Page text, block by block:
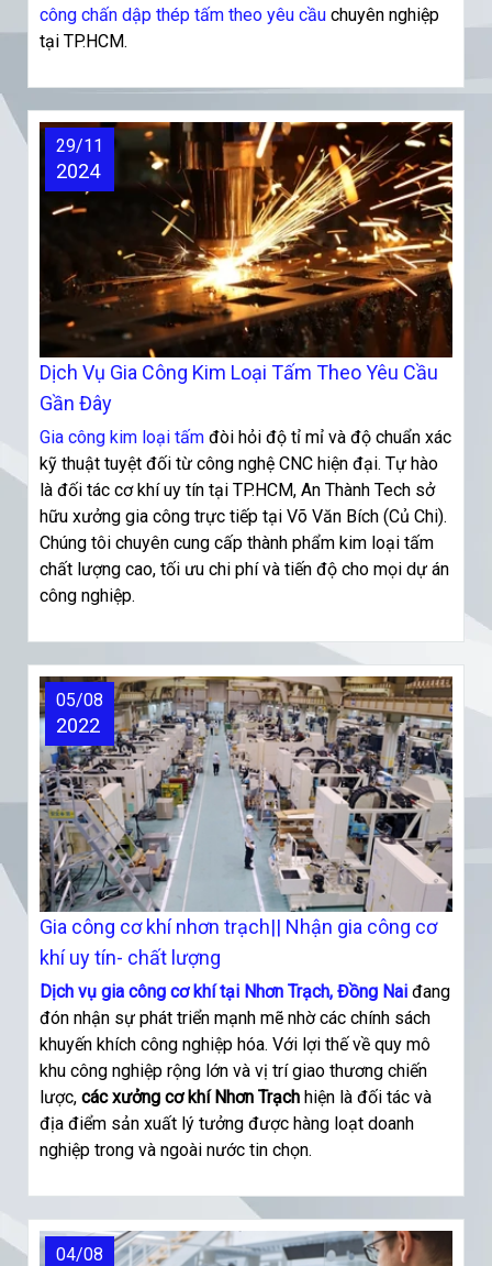
công chấn dập thép tấm theo yêu cầu chuyên nghiệp
tại TP.HCM.
Dịch Vụ Gia Công Kim Loại Tấm Theo Yêu Cầu
Gần Đây
29/11
2024
Gia công kim loại tấm đòi hỏi độ tỉ mỉ và độ chuẩn xác
kỹ thuật tuyệt đối từ công nghệ CNC hiện đại. Tự hào
là đối tác cơ khí uy tín tại TP.HCM, An Thành Tech sở
hữu xưởng gia công trực tiếp tại Võ Văn Bích (Củ Chi).
Chúng tôi chuyên cung cấp thành phẩm kim loại tấm
chất lượng cao, tối ưu chi phí và tiến độ cho mọi dự án
công nghiệp.
Gia công cơ khí nhơn trạch|| Nhận gia công cơ
khí uy tín- chất lượng
05/08
2022
Dịch vụ gia công cơ khí tại Nhơn Trạch, Đồng Nai đang
đón nhận sự phát triển mạnh mẽ nhờ các chính sách
khuyến khích công nghiệp hóa. Với lợi thế về quy mô
khu công nghiệp rộng lớn và vị trí giao thương chiến
lược, các xưởng cơ khí Nhơn Trạch hiện là đối tác và
địa điểm sản xuất lý tưởng được hàng loạt doanh
nghiệp trong và ngoài nước tin chọn.
04/08